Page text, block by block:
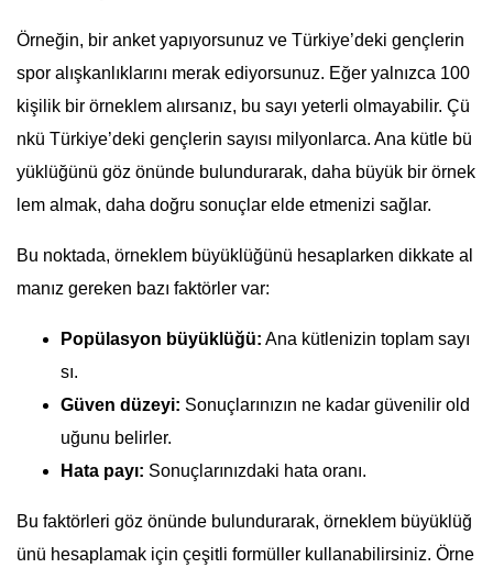
Örneğin, bir anket yapıyorsunuz ve Türkiye’deki gençlerin
spor alışkanlıklarını merak ediyorsunuz. Eğer yalnızca 100
kişilik bir örneklem alırsanız, bu sayı yeterli olmayabilir. Çü
nkü Türkiye’deki gençlerin sayısı milyonlarca. Ana kütle bü
yüklüğünü göz önünde bulundurarak, daha büyük bir örnek
lem almak, daha doğru sonuçlar elde etmenizi sağlar.
Bu noktada, örneklem büyüklüğünü hesaplarken dikkate al
manız gereken bazı faktörler var:
Popülasyon büyüklüğü: Ana kütlenizin toplam sayı
sı.
Güven düzeyi: Sonuçlarınızın ne kadar güvenilir old
uğunu belirler.
Hata payı: Sonuçlarınızdaki hata oranı.
Bu faktörleri göz önünde bulundurarak, örneklem büyüklüğ
ünü hesaplamak için çeşitli formüller kullanabilirsiniz. Örne